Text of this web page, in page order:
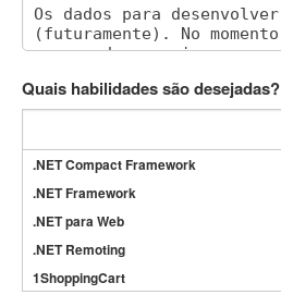
Quais habilidades são desejadas?
.NET Compact Framework
.NET Framework
.NET para Web
.NET Remoting
1ShoppingCart